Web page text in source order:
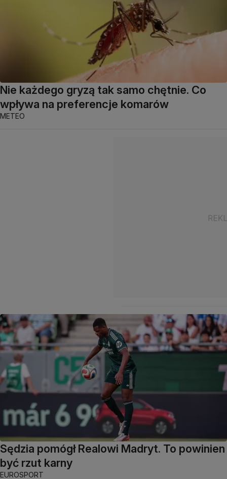
Nie każdego gryzą tak samo chętnie. Co
wpływa na preferencje komarów
METEO
Sędzia pomógł Realowi Madryt. To powinien
być rzut karny
EUROSPORT